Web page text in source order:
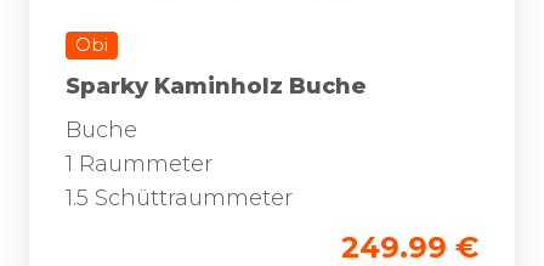
Obi
Sparky Kaminholz Buche
Buche
1 Raummeter
1.5 Schüttraummeter
249.99 €